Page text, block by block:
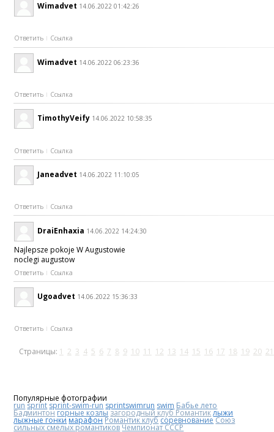
Wimadvet 14.06.2022 01:42:26
Ответить Ссылка
Wimadvet 14.06.2022 06:23:36
Ответить Ссылка
TimothyVeify 14.06.2022 10:58:35
Ответить Ссылка
Janeadvet 14.06.2022 11:10:05
Ответить Ссылка
DraiEnhaxia 14.06.2022 14:24:30
Najlepsze pokoje W Augustowie
noclegi augustow
Ответить Ссылка
Ugoadvet 14.06.2022 15:36:33
Ответить Ссылка
Страницы: 1 2 3 4 5 6 7 8 9 10 11 12 13 14 15 16 17 18 19 20 21
Популярные фотографии
run sprint sprint-swim-run sprintswimrun swim Бабье лето
Бадминтонгорные козлы загородный клуб Романтиклыжи
лыжные гонки марафонРомантик клубсоревнованиеСоюз
сильных смелых романтиковЧемпионат СССР